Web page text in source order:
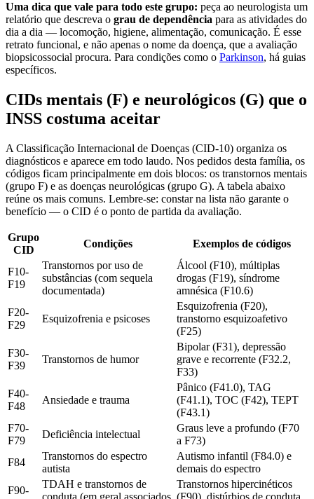
Uma dica que vale para todo este grupo: peça ao neurologista um
relatório que descreva o grau de dependência para as atividades do
dia a dia — locomoção, higiene, alimentação, comunicação. É esse
retrato funcional, e não apenas o nome da doença, que a avaliação
biopsicossocial procura. Para condições como o Parkinson, há guias
específicos.
CIDs mentais (F) e neurológicos (G) que o
INSS costuma aceitar
A Classificação Internacional de Doenças (CID-10) organiza os
diagnósticos e aparece em todo laudo. Nos pedidos desta família, os
códigos ficam principalmente em dois blocos: os transtornos mentais
(grupo F) e as doenças neurológicas (grupo G). A tabela abaixo
reúne os mais comuns. Lembre-se: constar na lista não garante o
benefício — o CID é o ponto de partida da avaliação.
Grupo
CID
Condições Exemplos de códigos
F10-
F19
Transtornos por uso de
substâncias (com sequela
documentada)
Álcool (F10), múltiplas
drogas (F19), síndrome
amnésica (F10.6)
F20-
F29
Esquizofrenia e psicoses
Esquizofrenia (F20),
transtorno esquizoafetivo
(F25)
F30-
F39
Transtornos de humor
Bipolar (F31), depressão
grave e recorrente (F32.2,
F33)
F40-
F48
Ansiedade e trauma
Pânico (F41.0), TAG
(F41.1), TOC (F42), TEPT
(F43.1)
F70-
F79
Deficiência intelectual
Graus leve a profundo (F70
a F73)
F84
Transtornos do espectro
autista
Autismo infantil (F84.0) e
demais do espectro
F90-
TDAH e transtornos de
Transtornos hipercinéticos